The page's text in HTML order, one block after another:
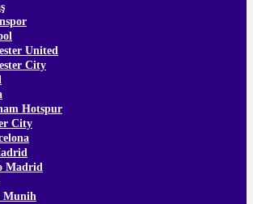
United
City
Hotspur
City
Madrid
Munih